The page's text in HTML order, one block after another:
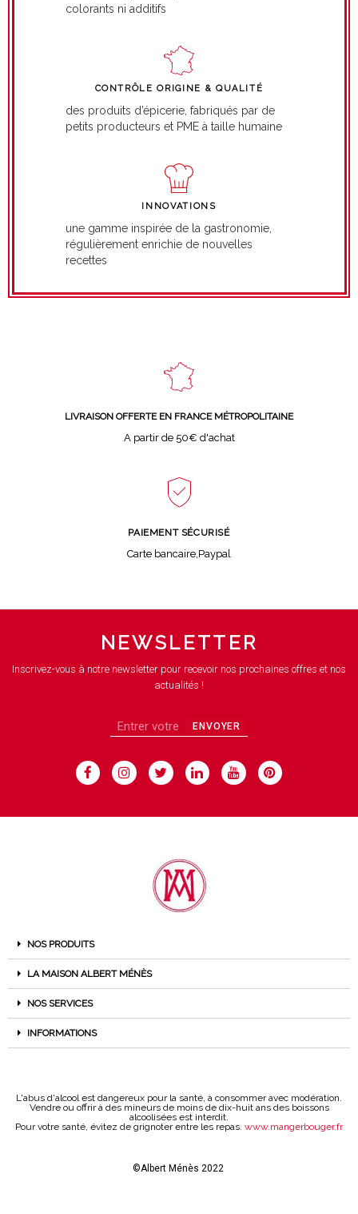
colorants ni additifs
CONTRÔLE ORIGINE & QUALITÉ
des produits d’épicerie, fabriqués par de
petits producteurs et PME à taille humaine
INNOVATIONS
une gamme inspirée de la gastronomie,
régulièrement enrichie de nouvelles
recettes
LIVRAISON OFFERTE EN FRANCE MÉTROPOLITAINE
A partir de 50€ d'achat
PAIEMENT SÉCURISÉ
Carte bancaire,Paypal
NEWSLETTER
Inscrivez-vous à notre newsletter pour recevoir nos prochaines offres et nos
actualités !
ENVOYER
NOS PRODUITS
LA MAISON ALBERT MÉNÈS
NOS SERVICES
INFORMATIONS
L'abus d'alcool est dangereux pour la santé, à consommer avec modération.
Vendre ou offrir à des mineurs de moins de dix-huit ans des boissons
alcoolisées est interdit.
Pour votre santé, évitez de grignoter entre les repas. www.mangerbouger.fr
©Albert Ménès 2022